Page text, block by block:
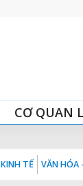
CƠ QUAN
KINH TẾ VĂN HÓA